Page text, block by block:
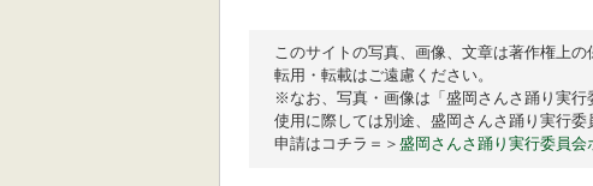
このサイトの写真、画像、文章は著作権上の
転用・転載はご遠慮ください。
※なお、写真・画像は「盛岡さんさ踊り実行
使用に際しては別途、盛岡さんさ踊り実行委
申請はコチラ＝＞盛岡さんさ踊り実行委員会